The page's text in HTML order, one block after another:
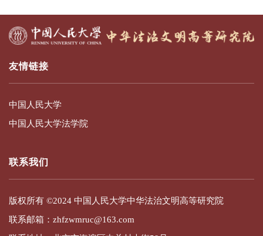
友情链接
中国人民大学
中国人民大学法学院
联系我们
版权所有 ©2024 中国人民大学中华法治文明高等研究院
联系邮箱：zhfzwmruc@163.com